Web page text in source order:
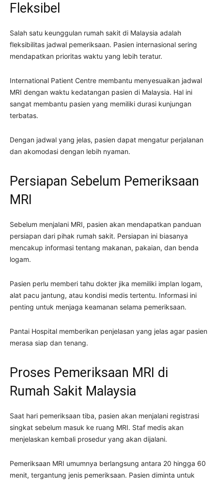
Fleksibel
Salah satu keunggulan rumah sakit di Malaysia adalah
fleksibilitas jadwal pemeriksaan. Pasien internasional sering
mendapatkan prioritas waktu yang lebih teratur.
International Patient Centre membantu menyesuaikan jadwal
MRI dengan waktu kedatangan pasien di Malaysia. Hal ini
sangat membantu pasien yang memiliki durasi kunjungan
terbatas.
Dengan jadwal yang jelas, pasien dapat mengatur perjalanan
dan akomodasi dengan lebih nyaman.
Persiapan Sebelum Pemeriksaan
MRI
Sebelum menjalani MRI, pasien akan mendapatkan panduan
persiapan dari pihak rumah sakit. Persiapan ini biasanya
mencakup informasi tentang makanan, pakaian, dan benda
logam.
Pasien perlu memberi tahu dokter jika memiliki implan logam,
alat pacu jantung, atau kondisi medis tertentu. Informasi ini
penting untuk menjaga keamanan selama pemeriksaan.
Pantai Hospital memberikan penjelasan yang jelas agar pasien
merasa siap dan tenang.
Proses Pemeriksaan MRI di
Rumah Sakit Malaysia
Saat hari pemeriksaan tiba, pasien akan menjalani registrasi
singkat sebelum masuk ke ruang MRI. Staf medis akan
menjelaskan kembali prosedur yang akan dijalani.
Pemeriksaan MRI umumnya berlangsung antara 20 hingga 60
menit, tergantung jenis pemeriksaan. Pasien diminta untuk